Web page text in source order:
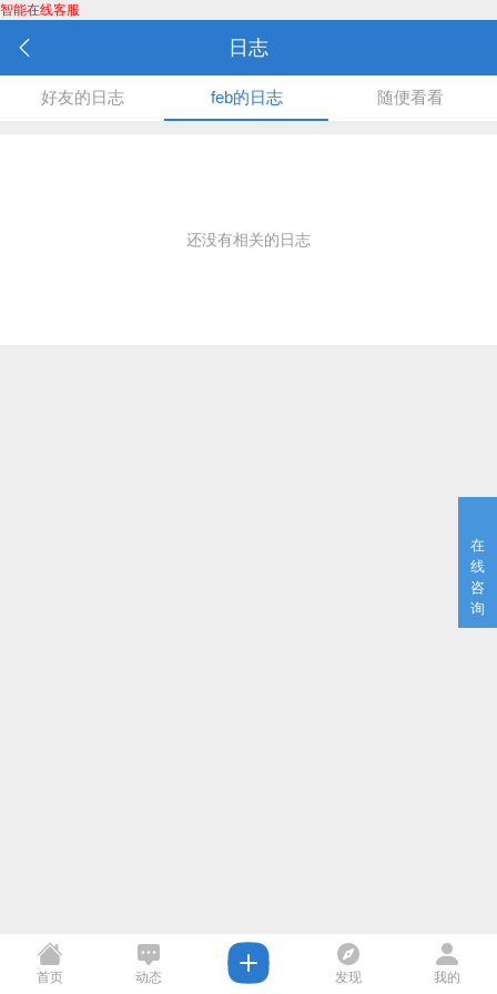
智能在线客服
在
线
咨
询
日志
好友的日志 feb的日志 随便看看
还没有相关的日志
首页 动态 发现 我的